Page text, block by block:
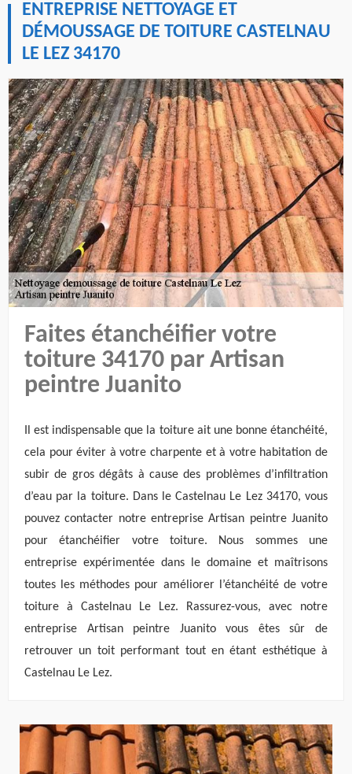
ENTREPRISE NETTOYAGE ET
DÉMOUSSAGE DE TOITURE CASTELNAU
LE LEZ 34170
Faites étanchéifier votre
toiture 34170 par Artisan
peintre Juanito
Il est indispensable que la toiture ait une bonne étanchéité,
cela pour éviter à votre charpente et à votre habitation de
subir de gros dégâts à cause des problèmes d’infiltration
d’eau par la toiture. Dans le Castelnau Le Lez 34170, vous
pouvez contacter notre entreprise Artisan peintre Juanito
pour étanchéifier votre toiture. Nous sommes une
entreprise expérimentée dans le domaine et maîtrisons
toutes les méthodes pour améliorer l’étanchéité de votre
toiture à Castelnau Le Lez. Rassurez-vous, avec notre
entreprise Artisan peintre Juanito vous êtes sûr de
retrouver un toit performant tout en étant esthétique à
Castelnau Le Lez.